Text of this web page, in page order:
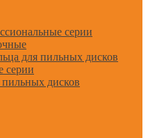
серии
для пильных дисков
серии
дисков